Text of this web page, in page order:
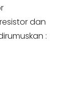
dan
: